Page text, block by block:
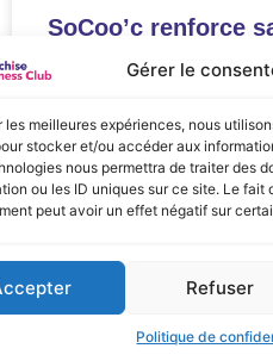
Gérer le
les meilleures expériences, nous
stocker et/ou accéder aux
nous permettra de traiter des
ou les ID uniques sur ce site. Le fait
peut avoir un effet négatif sur
Refuser
Politique de
SoCoo’c renforce
à Paris avec deux
Kitcheners à la
LIRE LA SUITE »
septembre 19, 2025